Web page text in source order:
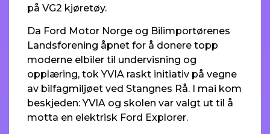
på VG2 kjøretøy.
Da Ford Motor Norge og Bilimportørenes
Landsforening åpnet for å donere topp
moderne elbiler til undervisning og
opplæring, tok YVIA raskt initiativ på vegne
av bilfagmiljøet ved Stangnes Rå. I mai kom
beskjeden: YVIA og skolen var valgt ut til å
motta en elektrisk Ford Explorer.